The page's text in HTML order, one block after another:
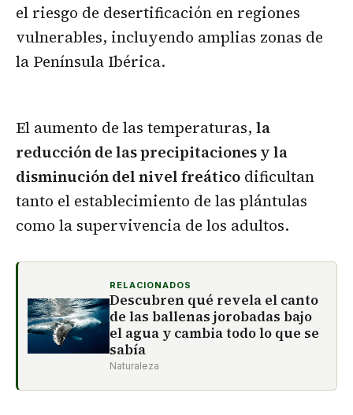
el riesgo de desertificación en regiones
vulnerables, incluyendo amplias zonas de
la Península Ibérica.
El aumento de las temperaturas, la
reducción de las precipitaciones y la
disminución del nivel freático dificultan
tanto el establecimiento de las plántulas
como la supervivencia de los adultos.
RELACIONADOS
Descubren qué revela el canto
de las ballenas jorobadas bajo
el agua y cambia todo lo que se
sabía
Naturaleza